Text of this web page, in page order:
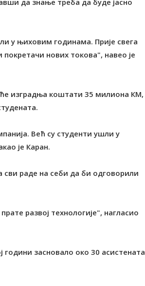
да знање треба да буде јасно
у њиховим годинама. Прије свега
нових токова", навео је
ће изградња коштати 35 милиона КМ,
Већ су студенти ушли у
је Каран.
сви раде на себи да би одговорили
развој технологије", нагласио
години засновало око 30 асистената